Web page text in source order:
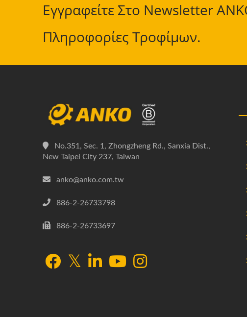
Εγγραφείτε Στο Newsletter
Πληροφορίες Τροφίμων.
No.351, Sec. 1, Zhongzheng Rd., Sanxia Dist.,
New Taipei City 237, Taiwan
anko@anko.com.tw
886-2-26733798
886-2-26733697